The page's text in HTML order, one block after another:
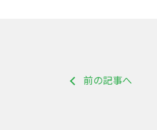
前の記事へ